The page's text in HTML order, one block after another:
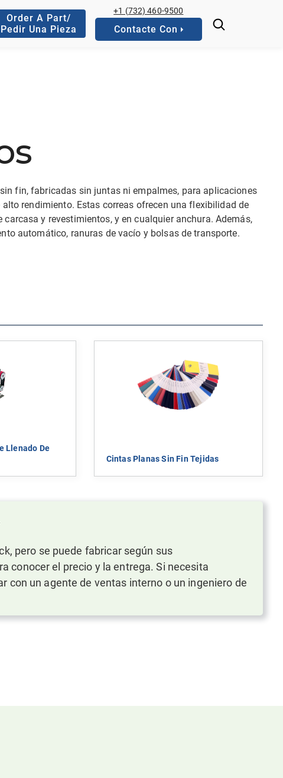
Order A Part/
Pedir Una Pieza
+1 (732) 460-9500
Contacte Con
fin, fabricadas sin juntas ni empalmes, para aplicaciones
rendimiento. Estas correas ofrecen una flexibilidad de
y revestimientos, y en cualquier anchura. Además,
automático, ranuras de vacío y bolsas de transporte.
Llenado De
Cintas Planas Sin Fin Tejidas
pero se puede fabricar según sus
conocer el precio y la entrega. Si necesita
con un agente de ventas interno o un ingeniero de